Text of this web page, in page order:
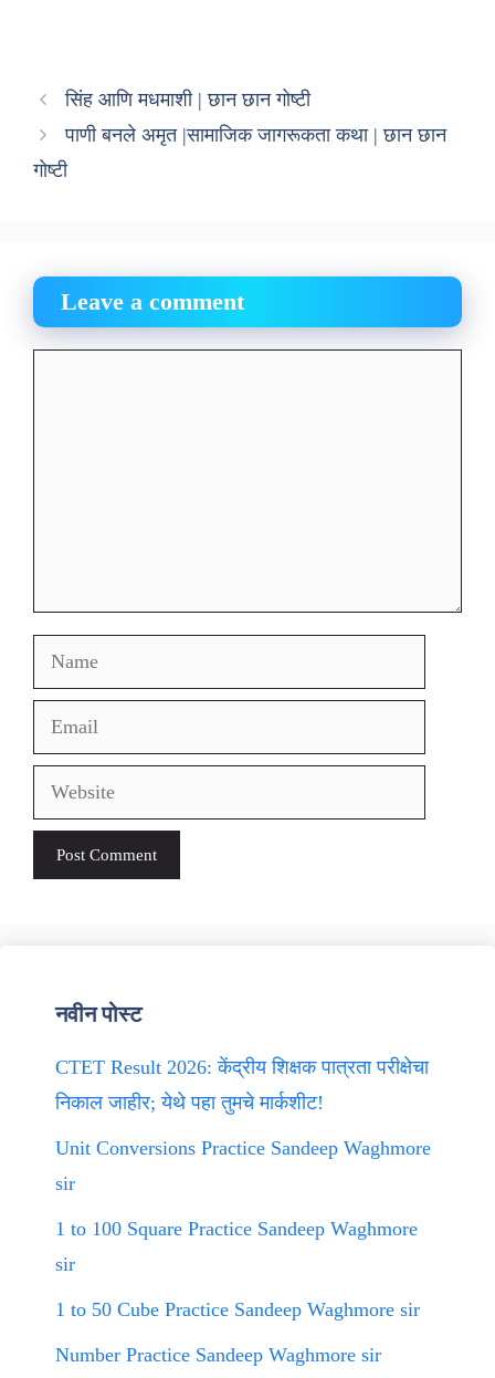
सिंह आणि मधमाशी | छान छान गोष्टी
पाणी बनले अमृत |सामाजिक जागरूकता कथा | छान छान
गोष्टी
Leave a comment
Name
Email
Website
नवीन पोस्ट
CTET Result 2026: केंद्रीय शिक्षक पात्रता परीक्षेचा
निकाल जाहीर; येथे पहा तुमचे मार्कशीट!
Unit Conversions Practice Sandeep Waghmore
sir
1 to 100 Square Practice Sandeep Waghmore
sir
1 to 50 Cube Practice Sandeep Waghmore sir
Number Practice Sandeep Waghmore sir